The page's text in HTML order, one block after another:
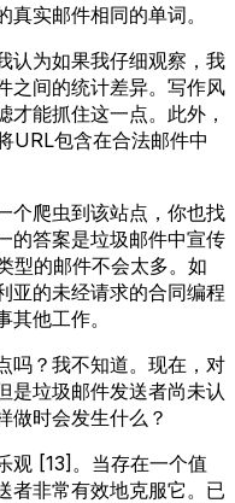
实邮件相同的单词。
认为如果我仔细观察，我
之间的统计差异。写作风
能抓住这一点。此外，
URL包含在合法邮件中
个爬虫到该站点，你也找
的答案是垃圾邮件中宣传
型的邮件不会太多。如
亚的未经请求的合同编程
他工作。
吗？我不知道。现在，对
是垃圾邮件发送者尚未认
做时会发生什么？
观 [13]。当存在一个值
者非常有效地克服它。已